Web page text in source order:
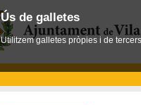
Ús de galletes
Utilitzem galletes pròpies i de